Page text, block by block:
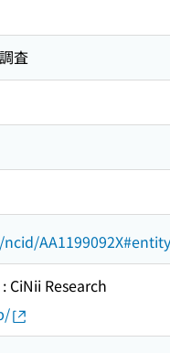
査
AA1199092X#entity
CiNii Research